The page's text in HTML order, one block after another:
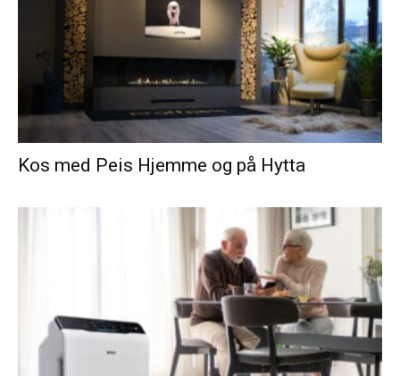
Kos med Peis Hjemme og på Hytta